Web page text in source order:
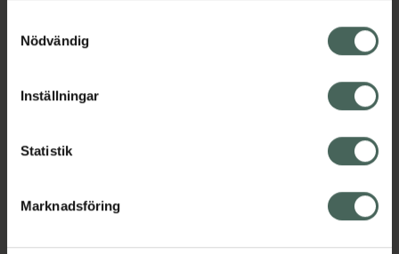
återkalla ditt samtycke via webbplatsens
cookieinställningar. Ett återkallat samtycke påverkar inte
lagligheten av behandling som skett innan återkallelsen.
Nödvändig
Inställningar
Statistik
Marknadsföring
syd till Lappland i norr, och online i mobilen och på
hjälpa just dig att må lite bättre. Välkommen att prata
med oss.